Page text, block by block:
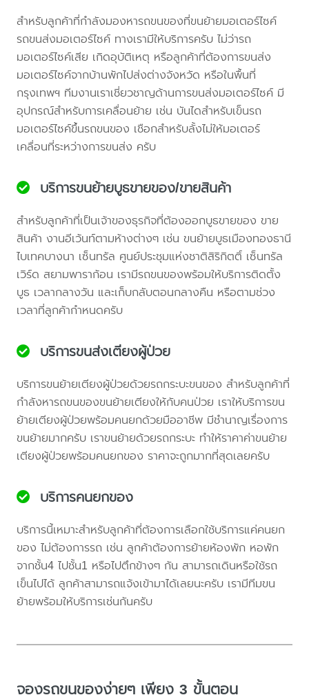
สำหรับลูกค้าที่กำลังมองหารถขนของที่ขนย้ายมอเตอร์ไซค์
รถขนส่งมอเตอร์ไซค์ ทางเรามีให้บริการครับ ไม่ว่ารถ
มอเตอร์ไซค์เสีย เกิดอุบัติเหตุ หรือลูกค้าที่ต้องการขนส่ง
มอเตอร์ไซค์จากบ้านพักไปส่งต่างจังหวัด หรือในพื้นที่
กรุงเทพฯ ทีมงานเราเชี่ยวชาญด้านการขนส่งมอเตอร์ไซค์ มี
อุปกรณ์สำหรับการเคลื่อนย้าย เช่น บันไดสำหรับเข็นรถ
มอเตอร์ไซค์ขึ้นรถขนของ เชือกสำหรับลั้งไม่ให้มอเตอร์
เคลื่อนที่ระหว่างการขนส่ง ครับ
บริการขนย้ายบูธขายของ/ขายสินค้า
สำหรับลูกค้าที่เป็นเจ้าของธุรกิจที่ต้องออกบูธขายของ ขาย
สินค้า งานอีเว้นท์ตามห้างต่างๆ เช่น ขนย้ายบูธเมืองทองธานี
ไบเทคบางนา เซ็นทรัล ศูนย์ประชุมแห่งชาติสิริกิตติ์ เซ็นทรัล
เวิร์ด สยามพาราก้อน เรามีรถขนของพร้อมให้บริการติดตั้ง
บูธ เวลากลางวัน และเก็บกลับตอนกลางคืน หรือตามช่วง
เวลาที่ลูกค้ากำหนดครับ
บริการขนส่งเตียงผู้ป่วย
บริการขนย้ายเตียงผู้ป่วยด้วยรถกระบะขนของ สำหรับลูกค้าที่
กำลังหารถขนของขนย้ายเตียงให้กับคนป่วย เราให้บริการขน
ย้ายเตียงผู้ป่วยพร้อมคนยกด้วยมืออาชีพ มีชำนาญเรื่องการ
ขนย้ายมากครับ เราขนย้ายด้วยรถกระบะ ทำให้ราคาค่าขนย้าย
เตียงผู้ป่วยพร้อมคนยกของ ราคาจะถูกมากที่สุดเลยครับ
บริการคนยกของ
บริการนี้เหมาะสำหรับลูกค้าที่ต้องการเลือกใช้บริการแค่คนยก
ของ ไม่ต้องการรถ เช่น ลูกค้าต้องการย้ายห้องพัก หอพัก
จากชั้น4 ไปชั้น1 หรือไปตึกข้างๆ กัน สามารถเดินหรือใช้รถ
เข็นไปได้ ลูกค้าสามารถแจ้งเข้ามาได้เลยนะครับ เรามีทีมขน
ย้ายพร้อมให้บริการเช่นกันครับ
จองรถขนของง่ายๆ เพียง 3 ขั้นตอน